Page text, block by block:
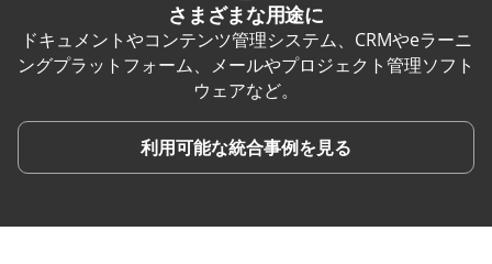
さまざまな用途に
ドキュメントやコンテンツ管理システム、CRMやeラーニ
ングプラットフォーム、メールやプロジェクト管理ソフト
ウェアなど。
利用可能な統合事例を見る